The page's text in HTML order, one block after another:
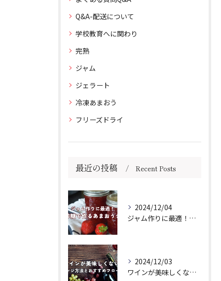
Q&A-配送について
学校教育へに関わり
完熟
ジャム
ジェラート
冷凍あまおう
フリーズドライ
最近の投稿 Recent Posts
2024/12/04
ジャム作りに最適！きび砂糖で作るあまおうジャムの作り方
2024/12/03
ワインが美味しくない場合のアレンジ方法とおすすめフローズンをご紹介